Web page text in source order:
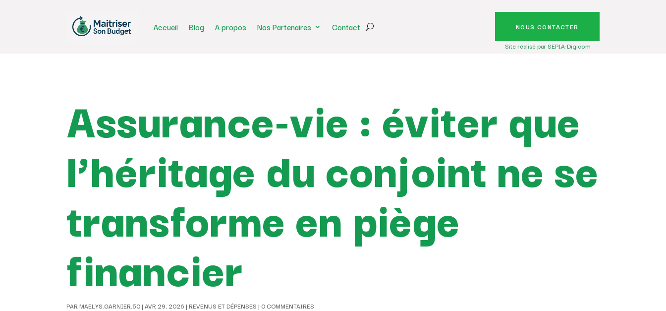
Accueil Blog A propos Nos Partenaires Contact NOUS CONTACTER
Site réalisé par SEPIA-Digicom
Assurance-vie : éviter que
l’héritage du conjoint ne se
transforme en piège
financier
PARMAELYS.GARNIER.50|AVR 29, 2026 |REVENUS ET DÉPENSES | 0 COMMENTAIRES